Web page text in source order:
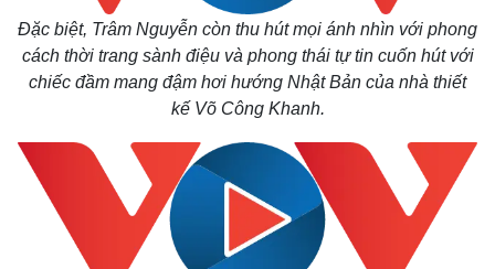
Quan sát
Cuộc sống đó đây
Hồ sơ
Multimedia
Ảnh
E-Magazine
Infographic
Đặc biệt, Trâm Nguyễn còn thu hút mọi ánh nhìn với phong
cách thời trang sành điệu và phong thái tự tin cuốn hút với
chiếc đầm mang đậm hơi hướng Nhật Bản của nhà thiết
kế Võ Công Khanh.